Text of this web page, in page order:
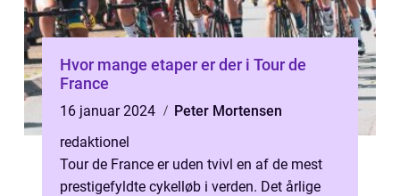
Hvor mange etaper er der i Tour de
France
16 januar 2024
Peter Mortensen
redaktionel
Tour de France er uden tvivl en af de mest
prestigefyldte cykelløb i verden. Det årlige